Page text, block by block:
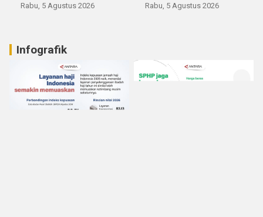
Rabu, 5 Agustus 2026 Rabu, 5 Agustus 2026
Infografik